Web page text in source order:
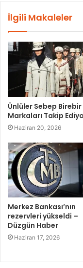
İlgili Makaleler
Ünlüler Sebep Birebir
Markaları Takip
Haziran 20, 2026
Merkez Bankası’nın
rezervleri yükseldi –
Düzgün Haber
Haziran 17, 2026